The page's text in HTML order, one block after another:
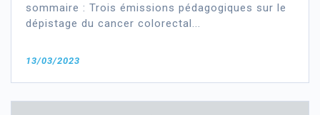
sommaire : Trois émissions pédagogiques sur le
dépistage du cancer colorectal...
13/03/2023